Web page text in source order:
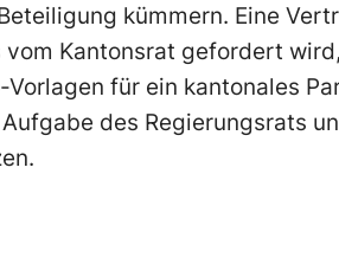
kümmern. Eine
Kantonsrat gefordert
für ein kantonales
des Regierungsrats